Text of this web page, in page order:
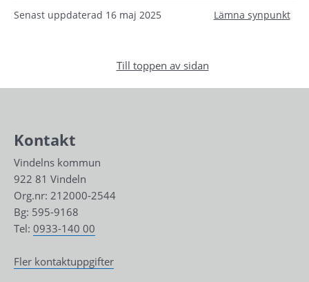
Senast uppdaterad 16 maj 2025 Lämna synpunkt
Till toppen av sidan
Kontakt
Vindelns kommun
922 81 Vindeln
Org.nr: 212000-2544
Bg: 595-9168
Tel: 0933-140 00
Fler kontaktuppgifter